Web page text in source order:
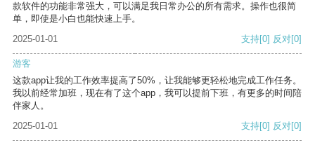
款软件的功能非常强大，可以满足我日常办公的所有需求。操作也很简
单，即使是小白也能快速上手。
2025-01-01
支持[0] 反对[0]
游客
这款app让我的工作效率提高了50%，让我能够更轻松地完成工作任务。
我以前经常加班，现在有了这个app，我可以提前下班，有更多的时间陪
伴家人。
2025-01-01
支持[0] 反对[0]